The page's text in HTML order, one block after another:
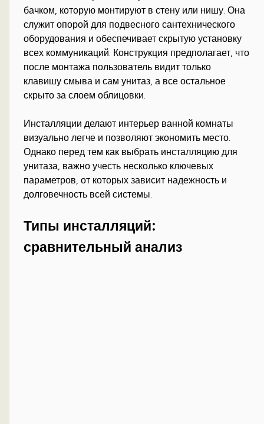
бачком, которую монтируют в стену или нишу. Она
служит опорой для подвесного сантехнического
оборудования и обеспечивает скрытую установку
всех коммуникаций. Конструкция предполагает, что
после монтажа пользователь видит только
клавишу смыва и сам унитаз, а все остальное
скрыто за слоем облицовки.
Инсталляции делают интерьер ванной комнаты
визуально легче и позволяют экономить место.
Однако перед тем как выбрать инсталляцию для
унитаза, важно учесть несколько ключевых
параметров, от которых зависит надежность и
долговечность всей системы.
Типы инсталляций:
сравнительный анализ